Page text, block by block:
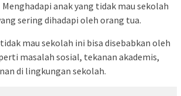
Menghadapi anak yang tidak mau sekolah
sering dihadapi oleh orang tua.
mau sekolah ini bisa disebabkan oleh
masalah sosial, tekanan akademis,
di lingkungan sekolah.